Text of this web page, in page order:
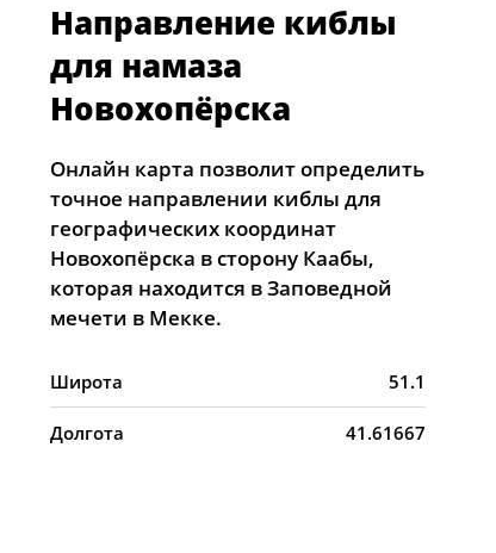
Направление киблы
для намаза
Новохопёрска
Онлайн карта позволит определить
точное направлении киблы для
географических координат
Новохопёрска в сторону Каабы,
которая находится в Заповедной
мечети в Мекке.
Широта 51.1
Долгота 41.61667